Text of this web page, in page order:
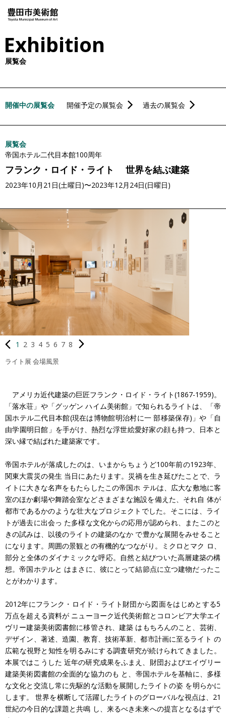
本
文
に
ス
キ
プ
Exhibition
展覧会
開催中の展覧会 開催予定の展覧会 過去の展覧会
展覧会
帝国ホテル二代目本館100周年
フランク・ロイド・ライト 世界を結ぶ建築
2023年10月21日(土曜日)〜2023年12月24日(日曜日)
ライト展 会場風景
1 2 3 4 5 6 7 8
アメリカ近代建築の巨匠フランク・ロイド・ライト(1867-1959)。
「落水荘」や「グッゲン ハイム美術館」で知られるライトは、「帝
国ホテル二代目本館(現在は博物館明治村に一 部移築保存)」や「自
由学園明日館」を手がけ、熱烈な浮世絵愛好家の顔も持つ、日本と
深い縁で結ばれた建築家です。
帝国ホテルが落成したのは、いまからちょうど100年前の1923年、
関東大震災の発生 当日にあたります。災禍を生き延びたことで、ラ
イトに大きな名声をもたらしたこの帝国ホ テルは、広大な敷地に客
室のほか劇場や舞踏会室などさまざまな施設を備えた、それ自 体が
都市であるかのような壮大なプロジェクトでした。そこには、ライ
トが過去に出会っ た多様な文化からの応用が認められ、またこのと
きの試みは、以後のライトの建築のなか で豊かな展開をみせること
になります。周囲の景観との有機的なつながり。ミクロとマク ロ、
部分と全体のダイナミックな呼応。自然と結びついた高層建築の構
想。帝国ホテルと はまさに、彼にとって結節点に立つ建物だったこ
とがわかります。
2012年にフランク・ロイド・ライト財団から図面をはじめとする5
万点を超える資料が ニューヨーク近代美術館とコロンビア大学エイ
ヴリー建築美術図書館に移管され、建築 はもちろんのこと、芸術、
デザイン、著述、造園、教育、技術革新、都市計画に至るライト の
広範な視野と知性を明るみにする調査研究が続けられてきました。
本展ではこうした 近年の研究成果をふまえ、財団およびエイヴリー
建築美術図書館の全面的な協力のも と、帝国ホテルを基軸に、多様
な文化と交流し常に先駆的な活動を展開したライトの姿 を明らかに
します。 世界を横断して活躍したライトのグローバルな視点は、21
世紀の今日的な課題と共鳴 し、来るべき未来への提言となるはずで